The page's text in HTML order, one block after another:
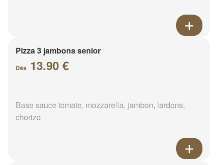
Pizza 3 jambons senior
Dès 13.90 €
Base sauce tomate, mozzarella, jambon, lardons,
chorizo